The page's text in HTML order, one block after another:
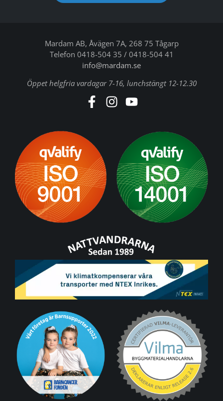
Mardam AB, Åvägen 7A, 268 75 Tågarp
Telefon 0418-504 35 / 0418-504 41
info@mardam.se
Öppet helgfria vardagar 7-16, lunchstängt 12-12.30